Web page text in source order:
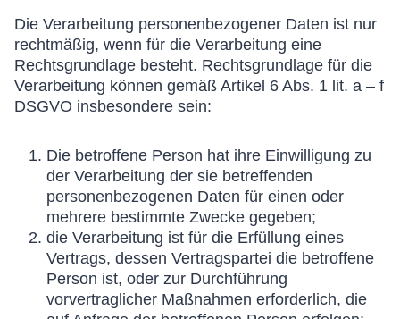
Die Verarbeitung personenbezogener Daten ist nur
rechtmäßig, wenn für die Verarbeitung eine
Rechtsgrundlage besteht. Rechtsgrundlage für die
Verarbeitung können gemäß Artikel 6 Abs. 1 lit. a – f
DSGVO insbesondere sein:
Die betroffene Person hat ihre Einwilligung zu
der Verarbeitung der sie betreffenden
personenbezogenen Daten für einen oder
mehrere bestimmte Zwecke gegeben;
die Verarbeitung ist für die Erfüllung eines
Vertrags, dessen Vertragspartei die betroffene
Person ist, oder zur Durchführung
vorvertraglicher Maßnahmen erforderlich, die